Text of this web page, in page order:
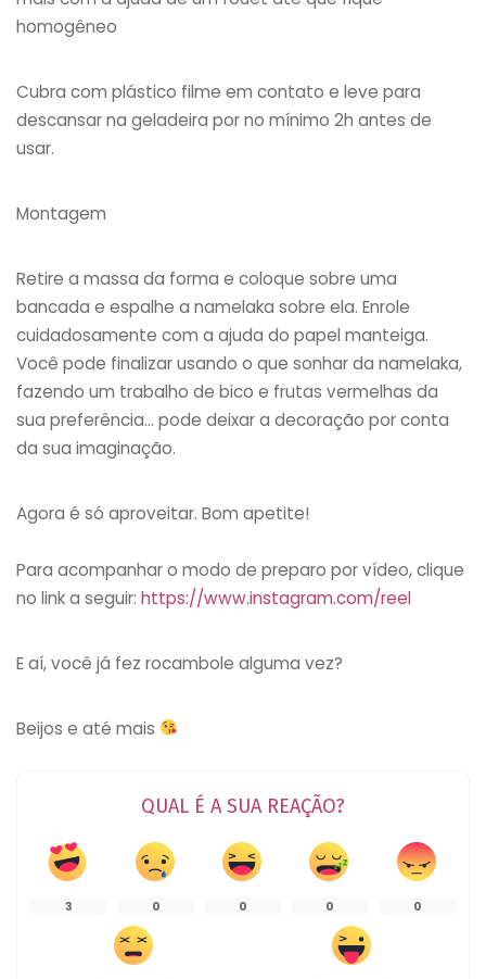
homogêneo
Cubra com plástico filme em contato e leve para
descansar na geladeira por no mínimo 2h antes de
usar.
Montagem
Retire a massa da forma e coloque sobre uma
bancada e espalhe a namelaka sobre ela. Enrole
cuidadosamente com a ajuda do papel manteiga.
Você pode finalizar usando o que sonhar da namelaka,
fazendo um trabalho de bico e frutas vermelhas da
sua preferência… pode deixar a decoração por conta
da sua imaginação.
Agora é só aproveitar. Bom apetite!
Para acompanhar o modo de preparo por vídeo, clique
no link a seguir: https://www.instagram.com/reel
E aí, você já fez rocambole alguma vez?
Beijos e até mais
QUAL É A SUA REAÇÃO?
3 0 0 0 0